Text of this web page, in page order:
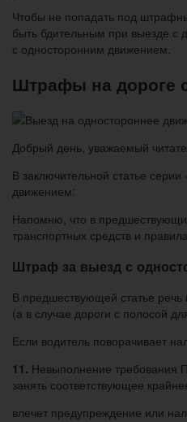
Чтобы не попадать под
быть бдительным при выезде с
с односторонним движением.
Штрафы на дороге
Добрый день, уважаемый
В заключительной статье
движением:
Напомню, что в
транспортных средств и
Штраф за выезд с
В предшествующей статье
(а в случае дороги с полосой
Если водитель поворачивает
11. Невыполнение требования
занять соответствующее
влечет предупреждение или